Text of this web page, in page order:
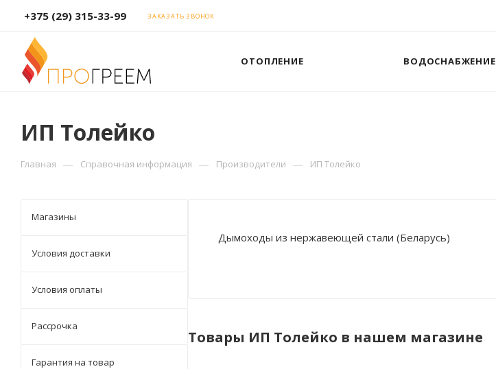
+375 (29) 315-33-99 ЗАКАЗАТЬ ЗВОНОК
ОТОПЛЕНИЕ ВОДОСНАБЖЕНИЕ
ИП Толейко
Главная — Справочная информация — Производители — ИП Толейко
Дымоходы из нержавеющей стали (Беларусь)
Товары ИП Толейко в нашем магазине
Магазины
Условия доставки
Условия оплаты
Рассрочка
Гарантия на товар